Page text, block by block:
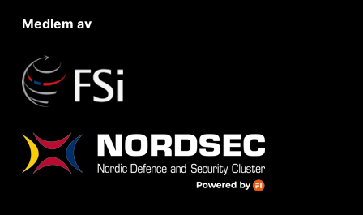
Medlem av